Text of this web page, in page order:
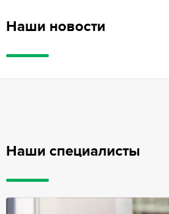
Наши новости
Наши специалисты